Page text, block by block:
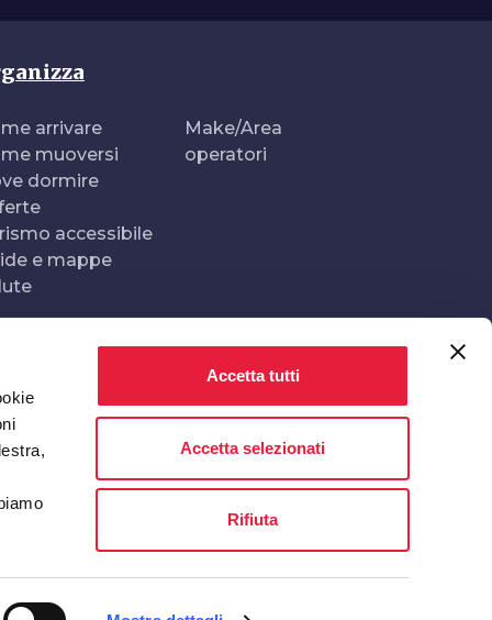
Accetta tutti
Accetta selezionati
Rifiuta
arrivare
muoversi
dormire
accessibile
e mappe
Make/Area
operatori
In collaborazione con